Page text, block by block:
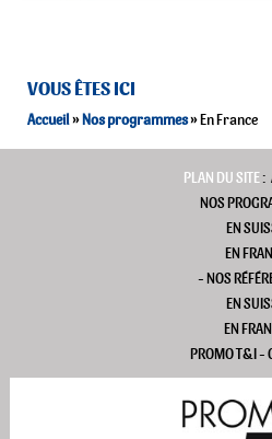
VOUS ÊTES ICI
VOUS ÊTES ICI
Accueil»Nos programmes» En France
PLAN DU SITE:
NOS
EN
EN
-NOS
EN
EN
PROMO T&I-